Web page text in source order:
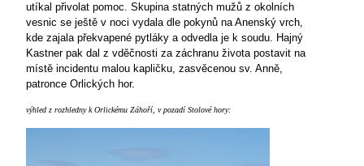
utíkal přivolat pomoc. Skupina statných mužů z okolních
vesnic se ještě v noci vydala dle pokynů na Anenský vrch,
kde zajala překvapené pytláky a odvedla je k soudu. Hajný
Kastner pak dal z vděčnosti za záchranu života postavit na
místě incidentu malou kapličku, zasvěcenou sv. Anně,
patronce Orlických hor.
výhled z rozhledny k Orlickému Záhoří, v pozadí Stolové hory: